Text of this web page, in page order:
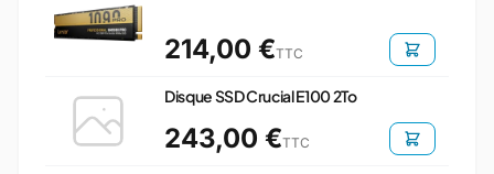
214,00 €TTC
Disque SSD Crucial E100 2To
243,00 €TTC